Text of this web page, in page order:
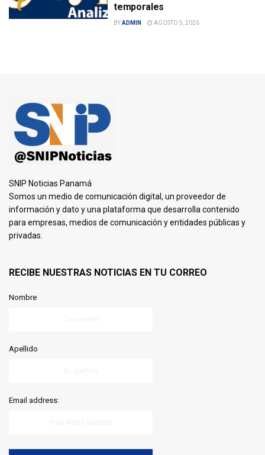
temporales
BYADMIN AGOSTO 5, 2026
SNIP Noticias Panamá
Somos un medio de comunicación digital, un proveedor de
información y dato y una plataforma que desarrolla contenido
para empresas, medios de comunicación y entidades públicas y
privadas.
RECIBE NUESTRAS NOTICIAS EN TU CORREO
Nombre
Apellido
Email address: